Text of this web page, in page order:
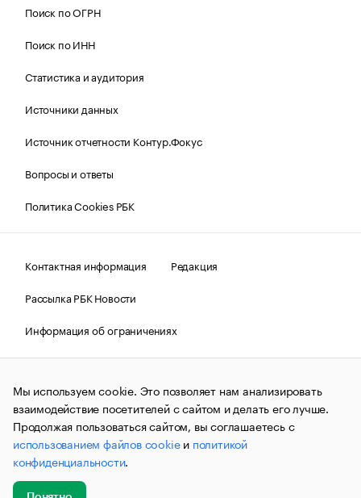
Поиск по ОГРН
Поиск по ИНН
Статистика и аудитория
Источники данных
Источник отчетности Контур.Фокус
Вопросы и ответы
Политика Cookies РБК
Контактная информация
Редакция
Рассылка РБК Новости
Информация об ограничениях
Правовая информация
О соблюдении авторских прав
© АО «РОСБИЗНЕСКОНСАЛТИНГ»,1995–2026.Сообщения
и материалы информационного агентства «РБК»
(зарегистрировано Федеральной службой по надзору в сфере
связи, информационных технологий и массовых
коммуникаций (Роскомнадзор) 09.12.2015 за номером ИА
№ФС77-63848) сопровождаются пометкой «РБК». Отдельные
публикации могут содержать информацию,
не предназначенную для пользователей
Мы используем cookie. Это позволяет нам анализировать
взаимодействие посетителей с сайтом и делать его лучше.
Продолжая пользоваться сайтом, вы соглашаетесь с
использованием файлов cookieи политикой
конфиденциальности.